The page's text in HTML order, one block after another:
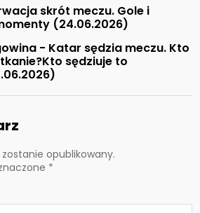
skrót meczu. Gole i
(24.06.2026)
- Katar sędzia meczu. Kto
sędziuje to
opublikowany.
*